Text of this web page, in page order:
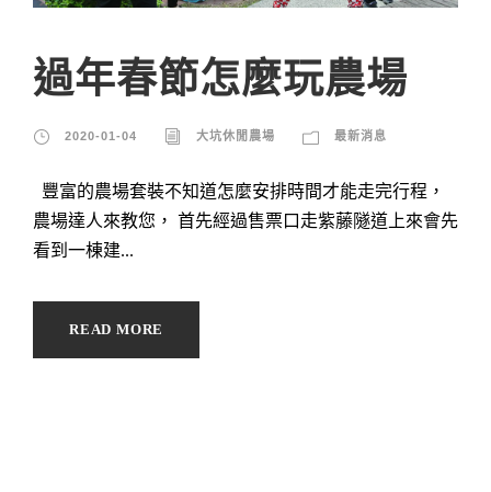
過年春節怎麼玩農場
2020-01-04 大坑休閒農場 最新消息
豐富的農場套裝不知道怎麼安排時間才能走完行程，
農場達人來教您， 首先經過售票口走紫藤隧道上來會先
看到一棟建...
READ MORE